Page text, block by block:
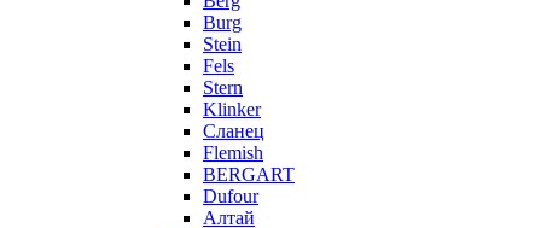
Burg
Stein
Fels
Stern
Klinker
Сланец
Flemish
BERGART
Dufour
Алтай